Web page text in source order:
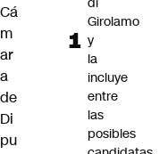
Cá
m
ar
a
de
Di
pu
Girolamo
y
la
incluye
entre
las
posibles